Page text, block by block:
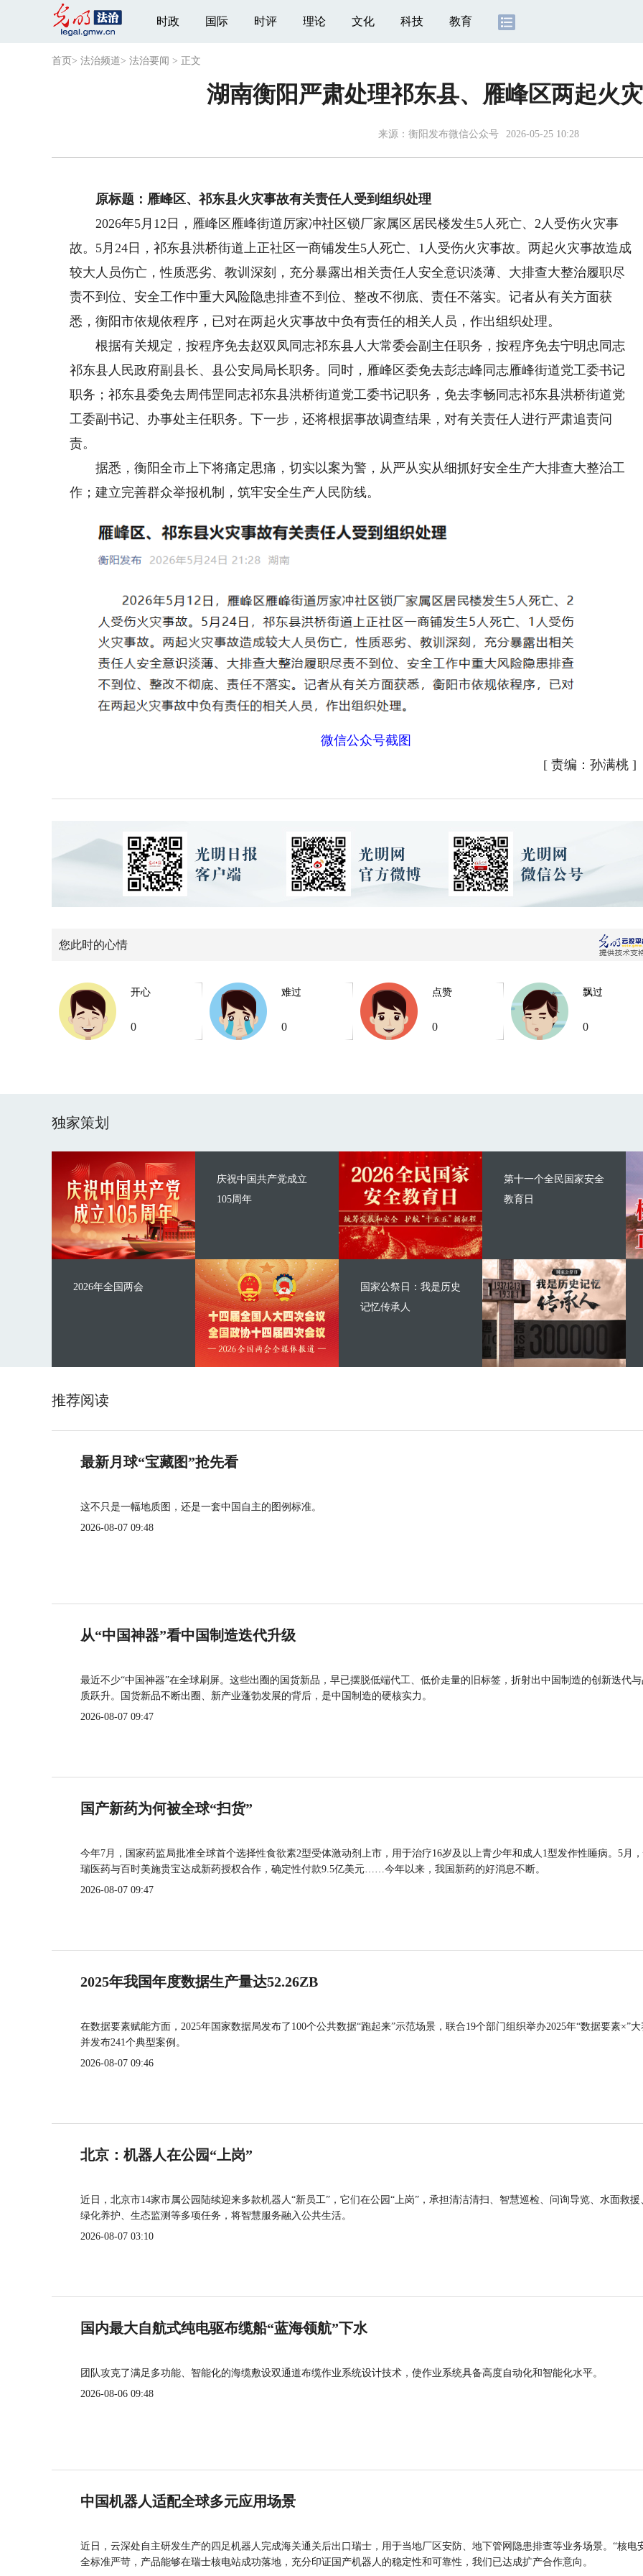
时政 国际 时评 理论 文化 科技 教育
首页 > 法治频道> 法治要闻 > 正文
湖南衡阳严肃处理祁东县、雁峰区两起火
来源： 衡阳发布微信公众号 2026-05-25 10:28
原标题： 雁峰区、祁东县火灾事故有关责任人受到组织处理
2026年5月12日，雁峰区雁峰街道厉家冲社区锁厂家属区居民楼发生5人死亡、2人受伤火灾事
故。5月24日，祁东县洪桥街道上正社区一商铺发生5人死亡、1人受伤火灾事故。两起火灾事故造成
较大人员伤亡，性质恶劣、教训深刻，充分暴露出相关责任人安全意识淡薄、大排查大整治履职尽
责不到位、安全工作中重大风险隐患排查不到位、整改不彻底、责任不落实。记者从有关方面获
悉，衡阳市依规依程序，已对在两起火灾事故中负有责任的相关人员，作出组织处理。
根据有关规定，按程序免去赵双凤同志祁东县人大常委会副主任职务，按程序免去宁明忠同志
祁东县人民政府副县长、县公安局局长职务。同时，雁峰区委免去彭志峰同志雁峰街道党工委书记
职务；祁东县委免去周伟罡同志祁东县洪桥街道党工委书记职务，免去李畅同志祁东县洪桥街道党
工委副书记、办事处主任职务。下一步，还将根据事故调查结果，对有关责任人进行严肃追责问
责。
据悉，衡阳全市上下将痛定思痛，切实以案为警，从严从实从细抓好安全生产大排查大整治工
作；建立完善群众举报机制，筑牢安全生产人民防线。
微信公众号截图
[ 责编：孙满桃 ]
您此时的心情
开心
0
难过
0
点赞
0
飘过
0
独家策划
庆祝中国共产党成立
105周年
2026年全国两会
第十一个全民国家安全
教育日
国家公祭日：我是历史
记忆传承人
推荐阅读
最新月球“宝藏图”抢先看
这不只是一幅地质图，还是一套中国自主的图例标准。
2026-08-07 09:48
从“中国神器”看中国制造迭代升级
最近不少“中国神器”在全球刷屏。这些出圈的国货新品，早已摆脱低端代工、低价走量的旧标签，折射出中国制造的创新迭代
质跃升。国货新品不断出圈、新产业蓬勃发展的背后，是中国制造的硬核实力。
2026-08-07 09:47
国产新药为何被全球“扫货”
今年7月，国家药监局批准全球首个选择性食欲素2型受体激动剂上市，用于治疗16岁及以上青少年和成人1型发作性睡病。5月
瑞医药与百时美施贵宝达成新药授权合作，确定性付款9.5亿美元……今年以来，我国新药的好消息不断。
2026-08-07 09:47
2025年我国年度数据生产量达52.26ZB
在数据要素赋能方面，2025年国家数据局发布了100个公共数据“跑起来”示范场景，联合19个部门组织举办2025年“数据要素×”大
并发布241个典型案例。
2026-08-07 09:46
北京：机器人在公园“上岗”
近日，北京市14家市属公园陆续迎来多款机器人“新员工”，它们在公园“上岗”，承担清洁清扫、智慧巡检、问询导览、水面救援
绿化养护、生态监测等多项任务，将智慧服务融入公共生活。
2026-08-07 03:10
国内最大自航式纯电驱布缆船“蓝海领航”下水
团队攻克了满足多功能、智能化的海缆敷设双通道布缆作业系统设计技术，使作业系统具备高度自动化和智能化水平。
2026-08-06 09:48
中国机器人适配全球多元应用场景
近日，云深处自主研发生产的四足机器人完成海关通关后出口瑞士，用于当地厂区安防、地下管网隐患排查等业务场景。“核电
全标准严苛，产品能够在瑞士核电站成功落地，充分印证国产机器人的稳定性和可靠性，我们已达成扩产合作意向。